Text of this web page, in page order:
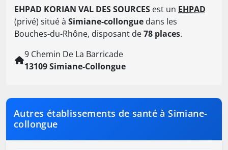
EHPAD KORIAN VAL DES SOURCES est un EHPAD
(privé) situé à Simiane-collongue dans les
Bouches-du-Rhône, disposant de78 places.
9 Chemin De La Barricade
13109 Simiane-Collongue
Autres établissements de santé à Simiane-
collongue